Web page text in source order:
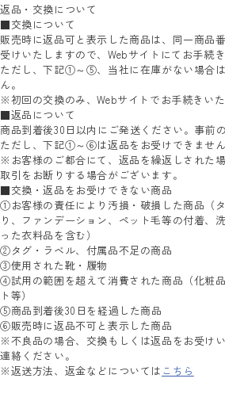
返品・交換について
■交換について
販売時に返品可と表示した商品は、同一商品
受けいたしますので、Webサイトにてお手続き
ただし、下記①～⑤、当社に在庫がない場合
ん。
※初回の交換のみ、Webサイトでお手続きいた
■返品について
商品到着後30日以内にご発送ください。事前
ただし、下記①～⑥は返品をお受けできません
※お客様のご都合にて、返品を繰返しされた
取引をお断りする場合がございます。
■交換・返品をお受けできない商品
①お客様の責任により汚損・破損した商品（
り、ファンデーション、ペット毛等の付着、
った衣料品を含む）
②タグ・ラベル、付属品不足の商品
③使用された靴・履物
④試用の範囲を超えて消費された商品（化粧
ト等）
⑤商品到着後30日を経過した商品
⑥販売時に返品不可と表示した商品
※不良品の場合、交換もしくは返品をお受け
連絡ください。
※返送方法、返金などについては こちら